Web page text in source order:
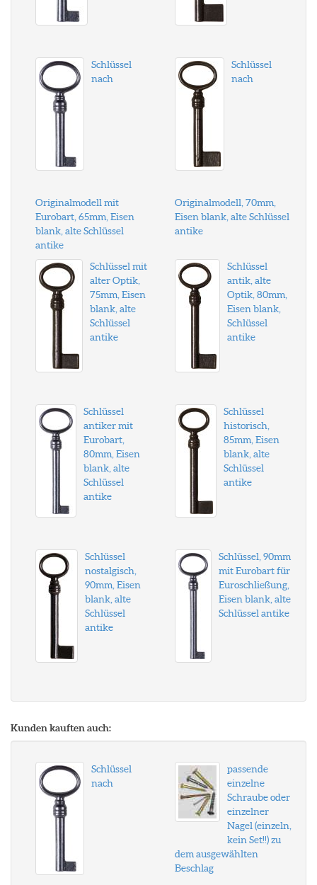
Schlüssel
nach
Originalmodell mit
Eurobart, 65mm, Eisen
blank, alte Schlüssel
antike
Schlüssel
nach
Originalmodell, 70mm,
Eisen blank, alte Schlüssel
antike
Schlüssel mit
alter Optik,
75mm, Eisen
blank, alte
Schlüssel
antike
Schlüssel
antik, alte
Optik, 80mm,
Eisen blank,
Schlüssel
antike
Schlüssel
antiker mit
Eurobart,
80mm, Eisen
blank, alte
Schlüssel
antike
Schlüssel
historisch,
85mm, Eisen
blank, alte
Schlüssel
antike
Schlüssel
nostalgisch,
90mm, Eisen
blank, alte
Schlüssel
antike
Schlüssel, 90mm
mit Eurobart für
Euroschließung,
Eisen blank, alte
Schlüssel antike
Kunden kauften auch:
Schlüssel
nach
passende
einzelne
Schraube oder
einzelner
Nagel (einzeln,
kein Set!!) zu
dem ausgewählten
Beschlag